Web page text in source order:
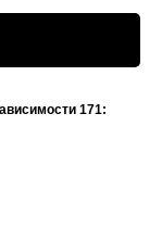
171: